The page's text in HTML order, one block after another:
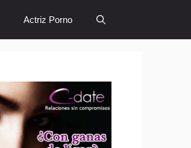
Actriz Porno